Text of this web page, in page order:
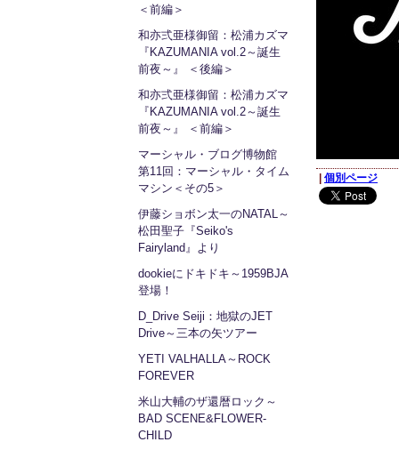
＜前編＞
和亦弍亜様御留：松浦カズマ
『KAZUMANIA vol.2～誕生
前夜～』 ＜後編＞
和亦弍亜様御留：松浦カズマ
『KAZUMANIA vol.2～誕生
前夜～』 ＜前編＞
マーシャル・ブログ博物館
第11回：マーシャル・タイム
マシン＜その5＞
伊藤ショボン太一のNATAL～
松田聖子『Seiko's
Fairyland』より
dookieにドキドキ～1959BJA
登場！
D_Drive Seiji：地獄のJET
Drive～三本の矢ツアー
YETI VALHALLA～ROCK
FOREVER
米山大輔のザ還暦ロック～
BAD SCENE&FLOWER-
CHILD
| 個別ページ